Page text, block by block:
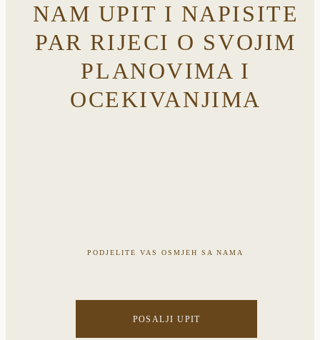
NAM UPIT I NAPISITE
PAR RIJECI O SVOJIM
PLANOVIMA I
OCEKIVANJIMA
PODJELITE VAS OSMJEH SA NAMA
POSALJI UPIT